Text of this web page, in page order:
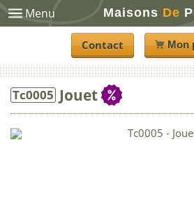
Menu Maisons De
Contact Mon
Tc0005 Jouet